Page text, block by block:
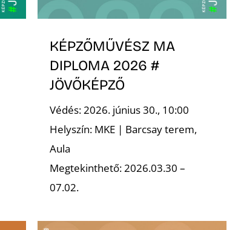
KÉPZŐMŰVÉSZ MA
DIPLOMA 2026 #
JÖVŐKÉPZŐ
Védés: 2026. június 30., 10:00
Helyszín: MKE | Barcsay terem,
Aula
Megtekinthető: 2026.03.30 –
07.02.